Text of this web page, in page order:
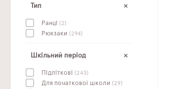
Тип
Ранці (2)
Рюкзаки (294)
Шкільний період
Підліткові (243)
Для початкової школи (29)